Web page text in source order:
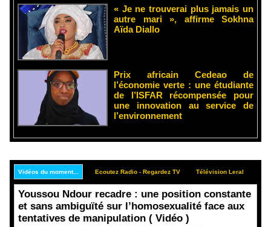
« Je ne trouverai plus jamais un
autre mari », affirme Sokhna
Aïda Diallo
Prix africain Cedeao de
l’économie verte : une étudiante
de l’ISFAR récompensée pour
une innovation au service de
l’environnement
Vidéos du moment... Ecoutez Radio - Regardez TV Télévision Leral
Youssou Ndour recadre : une position constante
et sans ambiguïté sur l’homosexualité face aux
tentatives de manipulation ( Vidéo )